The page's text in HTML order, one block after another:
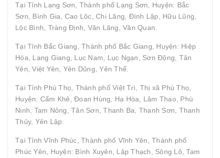
Tại Tỉnh Lạng Sơn, Thành phố Lạng Sơn, Huyện: Bắc
Sơn, Bình Gia, Cao Lộc, Chi Lăng, Đình Lập, Hữu Lũng,
Lộc Bình, Tràng Định, Văn Lãng, Văn Quan.
Tại Tỉnh Bắc Giang, Thành phố Bắc Giang, Huyện: Hiệp
Hòa, Lạng Giang, Lục Nam, Lục Ngạn, Sơn Động, Tân
Yên, Việt Yên, Yên Dũng, Yên Thế.
Tại Tỉnh Phú Thọ, Thành phố Việt Trì, Thị xã Phú Thọ,
Huyện: Cẩm Khê, Đoan Hùng, Hạ Hòa, Lâm Thao, Phù
Ninh, Tam Nông, Tân Sơn, Thanh Ba, Thanh Sơn, Thanh
Thủy, Yên Lập.
Tại Tỉnh Vĩnh Phúc, Thành phố Vĩnh Yên, Thành phố
Phúc Yên, Huyện: Bình Xuyên, Lập Thạch, Sông Lô, Tam